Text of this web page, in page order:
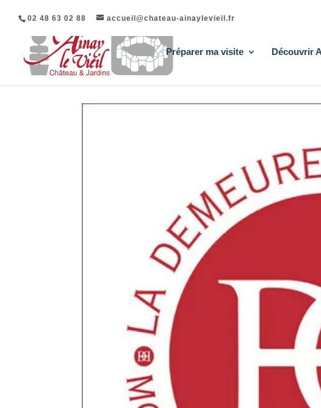
02 48 63 02 88 accueil@chateau-ainaylevieil.fr
Préparer ma visite Découvrir